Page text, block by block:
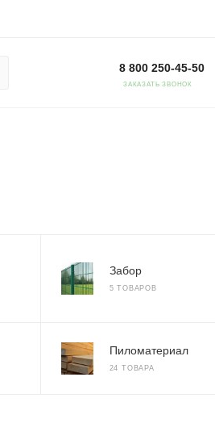
8 800 250-45-50
ЗАКАЗАТЬ ЗВОНОК
Забор
5 ТОВАРОВ
Пиломатериал
24 ТОВАРА